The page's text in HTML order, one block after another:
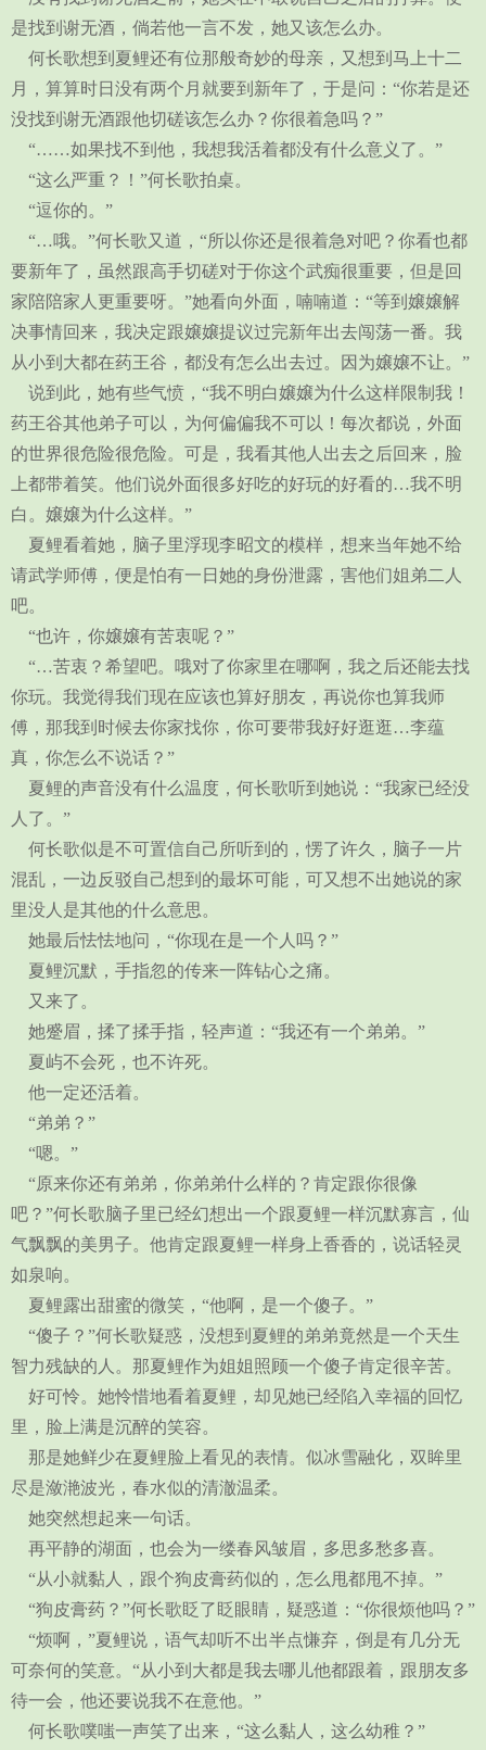
是找到谢无酒，倘若他一言不发，她又该怎么办。
何长歌想到夏鲤还有位那般奇妙的母亲，又想到马上十二
月，算算时日没有两个月就要到新年了，于是问：“你若是还
没找到谢无酒跟他切磋该怎么办？你很着急吗？”
“……如果找不到他，我想我活着都没有什么意义了。”
“这么严重？！”何长歌拍桌。
“逗你的。”
“…哦。”何长歌又道，“所以你还是很着急对吧？你看也都
要新年了，虽然跟高手切磋对于你这个武痴很重要，但是回
家陪陪家人更重要呀。”她看向外面，喃喃道：“等到嬢嬢解
决事情回来，我决定跟嬢嬢提议过完新年出去闯荡一番。我
从小到大都在药王谷，都没有怎么出去过。因为嬢嬢不让。”
说到此，她有些气愤，“我不明白嬢嬢为什么这样限制我！
药王谷其他弟子可以，为何偏偏我不可以！每次都说，外面
的世界很危险很危险。可是，我看其他人出去之后回来，脸
上都带着笑。他们说外面很多好吃的好玩的好看的…我不明
白。嬢嬢为什么这样。”
夏鲤看着她，脑子里浮现李昭文的模样，想来当年她不给
请武学师傅，便是怕有一日她的身份泄露，害他们姐弟二人
吧。
“也许，你嬢嬢有苦衷呢？”
“…苦衷？希望吧。哦对了你家里在哪啊，我之后还能去找
你玩。我觉得我们现在应该也算好朋友，再说你也算我师
傅，那我到时候去你家找你，你可要带我好好逛逛…李蕴
真，你怎么不说话？”
夏鲤的声音没有什么温度，何长歌听到她说：“我家已经没
人了。”
何长歌似是不可置信自己所听到的，愣了许久，脑子一片
混乱，一边反驳自己想到的最坏可能，可又想不出她说的家
里没人是其他的什么意思。
她最后怯怯地问，“你现在是一个人吗？”
夏鲤沉默，手指忽的传来一阵钻心之痛。
又来了。
她蹙眉，揉了揉手指，轻声道：“我还有一个弟弟。”
夏屿不会死，也不许死。
他一定还活着。
“弟弟？”
“嗯。”
“原来你还有弟弟，你弟弟什么样的？肯定跟你很像
吧？”何长歌脑子里已经幻想出一个跟夏鲤一样沉默寡言，仙
气飘飘的美男子。他肯定跟夏鲤一样身上香香的，说话轻灵
如泉响。
夏鲤露出甜蜜的微笑，“他啊，是一个傻子。”
“傻子？”何长歌疑惑，没想到夏鲤的弟弟竟然是一个天生
智力残缺的人。那夏鲤作为姐姐照顾一个傻子肯定很辛苦。
好可怜。她怜惜地看着夏鲤，却见她已经陷入幸福的回忆
里，脸上满是沉醉的笑容。
那是她鲜少在夏鲤脸上看见的表情。似冰雪融化，双眸里
尽是潋滟波光，春水似的清澈温柔。
她突然想起来一句话。
再平静的湖面，也会为一缕春风皱眉，多思多愁多喜。
“从小就黏人，跟个狗皮膏药似的，怎么甩都甩不掉。”
“狗皮膏药？”何长歌眨了眨眼睛，疑惑道：“你很烦他吗？”
“烦啊，”夏鲤说，语气却听不出半点慊弃，倒是有几分无
可奈何的笑意。“从小到大都是我去哪儿他都跟着，跟朋友多
待一会，他还要说我不在意他。”
何长歌噗嗤一声笑了出来，“这么黏人，这么幼稚？”